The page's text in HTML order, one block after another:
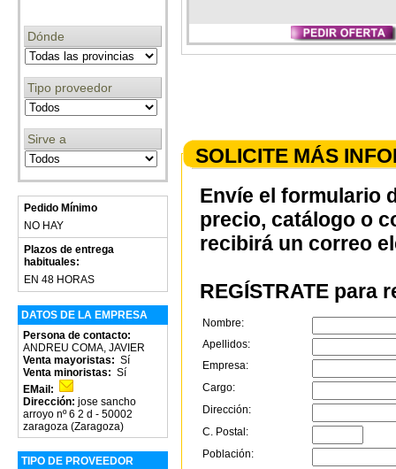
Dónde
Tipo proveedor
Sirve a
Pedido Mínimo
NO HAY
Plazos de entrega
habituales:
EN 48 HORAS
DATOS DE LA EMPRESA
Persona de contacto:
ANDREU COMA, JAVIER
Venta mayoristas: Sí
Venta minoristas: Sí
EMail:
Dirección: jose sancho
arroyo nº 6 2 d - 50002
zaragoza (Zaragoza)
TIPO DE PROVEEDOR
SOLICITE MÁS
Envíe el formulario
precio, catálogo o
recibirá un correo
REGÍSTRATE para
Nombre:
Apellidos:
Empresa:
Cargo:
Dirección:
C. Postal:
Población: